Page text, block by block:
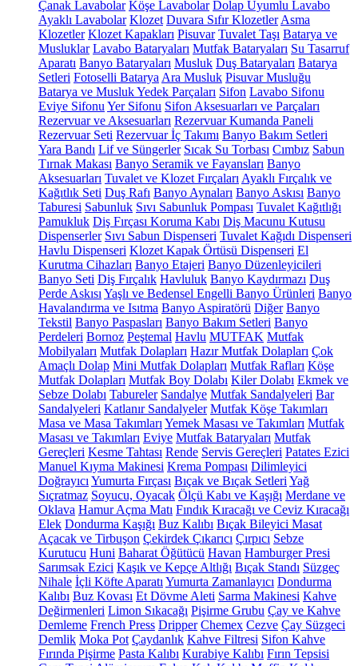
Çanak Lavabolar Köşe Lavabolar Dolap Uyumlu Lavabo
Ayaklı Lavabolar Klozet Duvara Sıfır Klozetler Asma
Klozetler Klozet Kapakları Pisuvar Tuvalet Taşı Batarya ve
Musluklar Lavabo Bataryaları Mutfak Bataryaları Su Tasarruf
Aparatı Banyo Bataryaları Musluk Duş Bataryaları Batarya
Setleri Fotoselli Batarya Ara Musluk Pisuvar Musluğu
Batarya ve Musluk Yedek Parçaları Sifon Lavabo Sifonu
Eviye Sifonu Yer Sifonu Sifon Aksesuarları ve Parçaları
Rezervuar ve Aksesuarları Rezervuar Kumanda Paneli
Rezervuar Seti Rezervuar İç Takımı Banyo Bakım Setleri
Yara Bandı Lif ve Süngerler Sıcak Su Torbası Cımbız Sabun
Tırnak Makası Banyo Seramik ve Fayansları Banyo
Aksesuarları Tuvalet ve Klozet Fırçaları Ayaklı Fırçalık ve
Kağıtlık Seti Duş Rafı Banyo Aynaları Banyo Askısı Banyo
Taburesi Sabunluk Sıvı Sabunluk Pompası Tuvalet Kağıtlığı
Pamukluk Diş Fırçası Koruma Kabı Diş Macunu Kutusu
Dispenserler Sıvı Sabun Dispenseri Tuvalet Kağıdı Dispenseri
Havlu Dispenseri Klozet Kapak Örtüsü Dispenseri El
Kurutma Cihazları Banyo Etajeri Banyo Düzenleyicileri
Banyo Seti Diş Fırçalık Havluluk Banyo Kaydırmazı Duş
Perde Askısı Yaşlı ve Bedensel Engelli Banyo Ürünleri Banyo
Havalandırma ve Isıtma Banyo Aspiratörü Diğer Banyo
Tekstil Banyo Paspasları Banyo Bakım Setleri Banyo
Perdeleri Bornoz Peştemal Havlu MUTFAK Mutfak
Mobilyaları Mutfak Dolapları Hazır Mutfak Dolapları Çok
Amaçlı Dolap Mini Mutfak Dolapları Mutfak Rafları Köşe
Mutfak Dolapları Mutfak Boy Dolabı Kiler Dolabı Ekmek ve
Sebze Dolabı Tabureler Sandalye Mutfak Sandalyeleri Bar
Sandalyeleri Katlanır Sandalyeler Mutfak Köşe Takımları
Masa ve Masa Takımları Yemek Masası ve Takımları Mutfak
Masası ve Takımları Eviye Mutfak Bataryaları Mutfak
Gereçleri Kesme Tahtası Rende Servis Gereçleri Patates Ezici
Manuel Kıyma Makinesi Krema Pompası Dilimleyici
Doğrayıcı Yumurta Fırçası Bıçak ve Bıçak Setleri Yağ
Sıçratmaz Soyucu, Oyacak Ölçü Kabı ve Kaşığı Merdane ve
Oklava Hamur Açma Matı Fındık Kıracağı ve Ceviz Kıracağı
Elek Dondurma Kaşığı Buz Kalıbı Bıçak Bileyici Masat
Açacak ve Tirbuşon Çekirdek Çıkarıcı Çırpıcı Sebze
Kurutucu Huni Baharat Öğütücü Havan Hamburger Presi
Sarımsak Ezici Kaşık ve Kepçe Altlığı Bıçak Standı Süzgeç
Nihale İçli Köfte Aparatı Yumurta Zamanlayıcı Dondurma
Kalıbı Buz Kovası Et Dövme Aleti Sarma Makinesi Kahve
Değirmenleri Limon Sıkacağı Pişirme Grubu Çay ve Kahve
Demleme French Press Dripper Chemex Cezve Çay Süzgeci
Demlik Moka Pot Çaydanlık Kahve Filtresi Sifon Kahve
Fırında Pişirme Pasta Kalıbı Kurabiye Kalıbı Fırın Tepsisi